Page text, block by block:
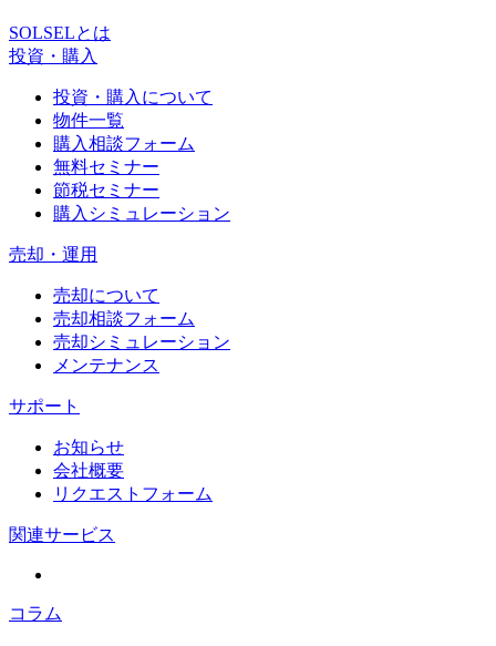
SOLSELとは
投資・購入
投資・購入について
物件一覧
購入相談フォーム
無料セミナー
節税セミナー
購入シミュレーション
売却・運用
売却について
売却相談フォーム
売却シミュレーション
メンテナンス
サポート
お知らせ
会社概要
リクエストフォーム
関連サービス
コラム